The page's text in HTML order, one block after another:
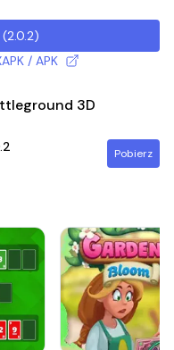
(2.0.2)
/ APK
3D
Pobierz